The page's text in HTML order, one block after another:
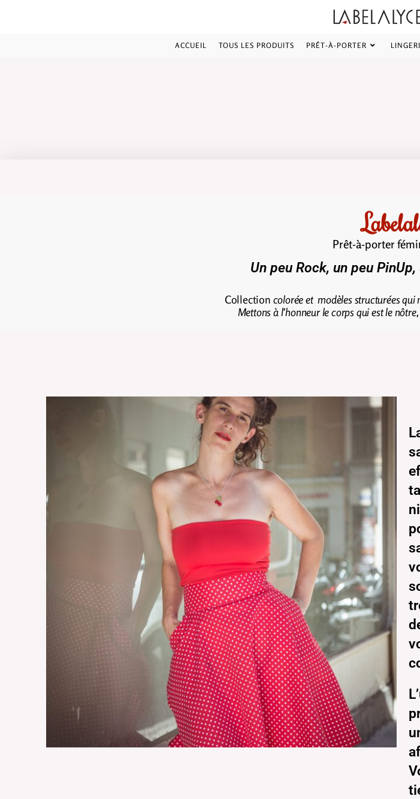
ACCUEIL TOUS LES PRODUITS PRÊT-À-PORTER
Prêt-à-porter
Un peu Rock, un peu
Collection colorée et modèles structurées qui
Mettons à l’honneur le corps qui est le